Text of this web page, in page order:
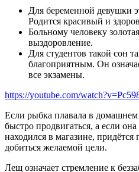
Для беременной девушки
Родится красивый и
Больному человеку
выздоровление.
Для студентов такой сон
благоприятным. Он
все экзамены.
https://youtube.com/
Если рыбка плавала в домашнем
быстро продвигаться, а если
находился в магазине,
добиться желаемой цели.
Лещ означает стремление к